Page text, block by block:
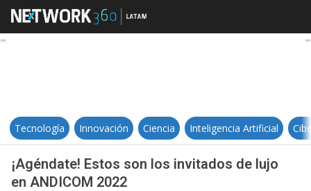
¡Agéndate! Estos son los
Tecnología Innovación Ciencia Inteligencia Artificial
¡Agéndate! Estos son los invitados de lujo
en ANDICOM 2022